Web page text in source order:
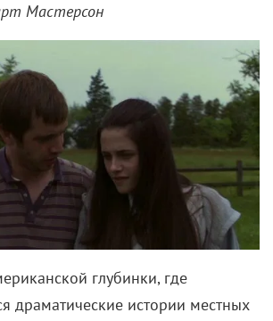
Мастерсон
глубинки, где
драматические истории местных